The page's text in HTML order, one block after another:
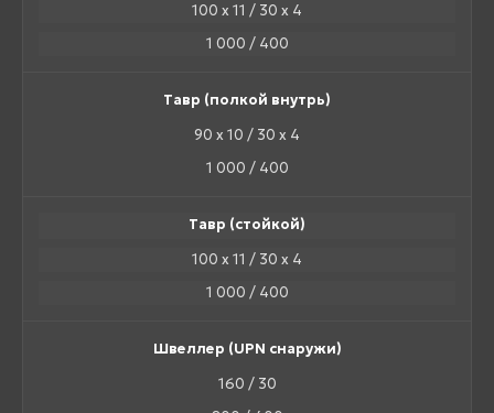
100 х 11 / 30 х 4
1 000 / 400
Тавр (полкой внутрь)
90 х 10 / 30 х 4
1 000 / 400
Тавр (стойкой)
100 х 11 / 30 х 4
1 000 / 400
Швеллер (UPN снаружи)
160 / 30